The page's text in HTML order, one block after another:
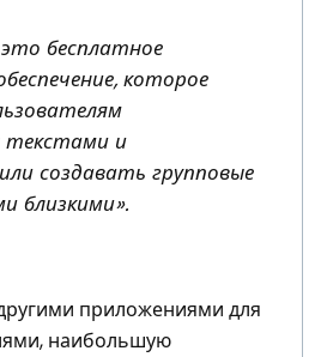
бесплатное
которое
текстами и
создавать групповые
близкими».
приложениями для
наибольшую